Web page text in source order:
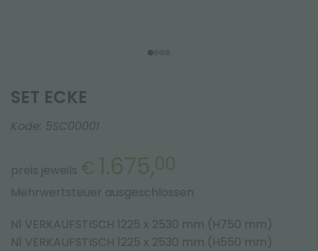
SET ECKE
Kode: 5SC00001
preis jeweils € 1.675,00
Mehrwertsteuer ausgeschlossen
N1 VERKAUFSTISCH 1225 x 2530 mm (H750 mm)
N1 VERKAUFSTISCH 1225 x 2530 mm (H550 mm)